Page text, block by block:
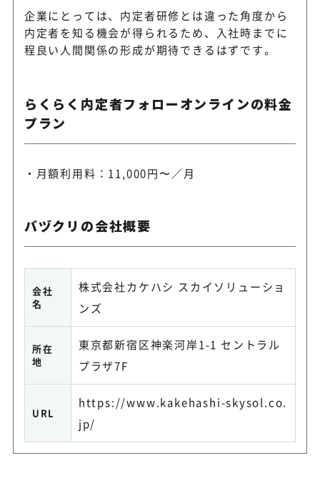
企業にとっては、内定者研修とは違った角度から
内定者を知る機会が得られるため、入社時までに
程良い人間関係の形成が期待できるはずです。
らくらく内定者フォローオンラインの料金
プラン
月額利用料：11,000円〜／月
バヅクリの会社概要
会社
名
株式会社カケハシ スカイソリューショ
ンズ
所在
地
東京都新宿区神楽河岸1-1 セントラル
プラザ7F
URL
https://www.kakehashi-skysol.co.
jp/